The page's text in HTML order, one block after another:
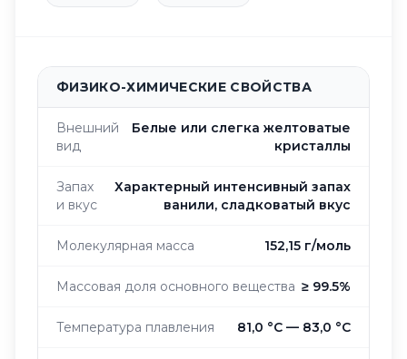
ФИЗИКО-ХИМИЧЕСКИЕ СВОЙСТВА
Внешний
вид
Белые или слегка желтоватые
кристаллы
Запах
и вкус
Характерный интенсивный запах
ванили, сладковатый вкус
Молекулярная масса 152,15 г/моль
Массовая доля основного вещества ≥ 99.5%
Температура плавления 81,0 °C — 83,0 °C